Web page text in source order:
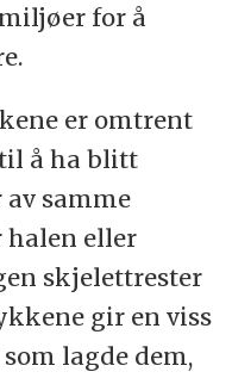
for å
er omtrent
til å ha blitt
samme
halen eller
skjelettrester
gir en viss
lagde dem,